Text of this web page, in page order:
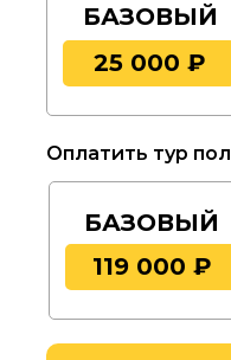
480 руб.
Фирменная
3000 руб.
Официальный
Казбек и
Официальная
запись в ней
восхождении
восхождения) -
(или на
перед началом
БАЗОВЫЙ
25 000 ₽
119 000 ₽
Оплатить тур
БАЗОВЫЙ